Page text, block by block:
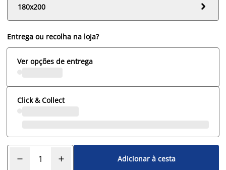
180x200

Entrega ou recolha na loja?
Ver opções de entrega
Click & Collect
Adicionar à cesta